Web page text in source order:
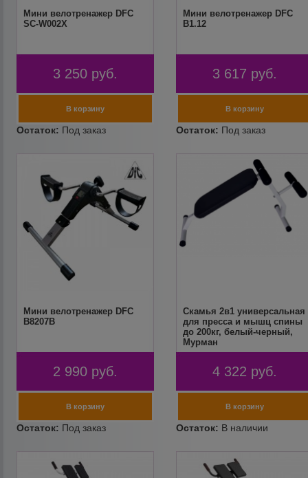
Мини велотренажер DFC
SC-W002X
3 250 руб.
Мини велотренажер DFC
B1.12
3 617 руб.
Мини велотренажер DFC
B8207B
2 990 руб.
Скамья 2в1 универсальная
для пресса и мышц спины
до 200кг, белый-черный,
Мурман
4 322 руб.